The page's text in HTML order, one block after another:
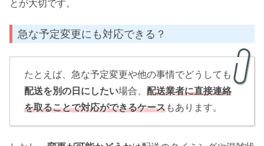
とが大切です。
急な予定変更にも対応できる？
たとえば、急な予定変更や他の事情でどうしても
配送を別の日にしたい場合、 配送業者に直接連絡
を取ることで対応ができるケースもあります。